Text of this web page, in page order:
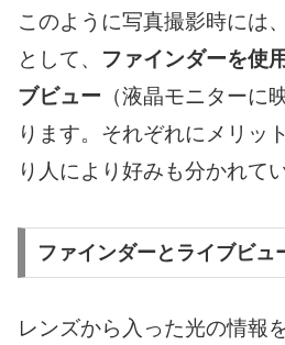
このように写真撮影時には
として、 ファインダーを使用
ブビュー （液晶モニターに
ります。それぞれにメリッ
り人により好みも分かれて
ファインダーとライブビュ
レンズから入った光の情報